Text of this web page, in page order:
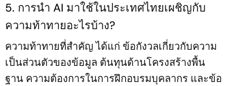
5. การนำ AI มาใช้ในประเทศไทยเผชิญกับ
ความท้าทายอะไรบ้าง?
ความท้าทายที่สำคัญ ได้แก่ ข้อกังวลเกี่ยวกับความ
เป็นส่วนตัวของข้อมูล ต้นทุนด้านโครงสร้างพื้น
ฐาน ความต้องการในการฝึกอบรมบุคลากร และข้อ